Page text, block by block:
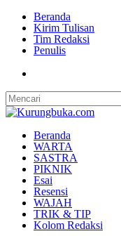
Beranda
Kirim Tulisan
Tim Redaksi
Penulis
Beranda
WARTA
SASTRA
PIKNIK
Esai
Resensi
WAJAH
TRIK & TIP
Kolom Redaksi